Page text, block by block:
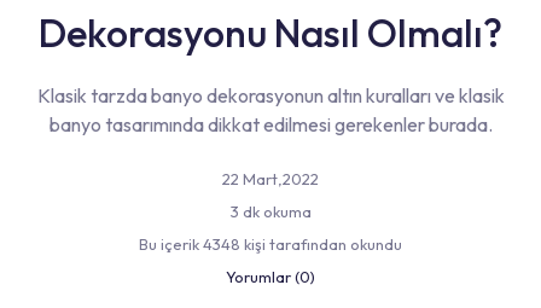
Dekorasyonu Nasıl Olmalı?
Klasik tarzda banyo dekorasyonun altın kuralları ve klasik
banyo tasarımında dikkat edilmesi gerekenler burada.
22 Mart,2022
3 dk okuma
Bu içerik 4348 kişi tarafından okundu
Yorumlar (0)